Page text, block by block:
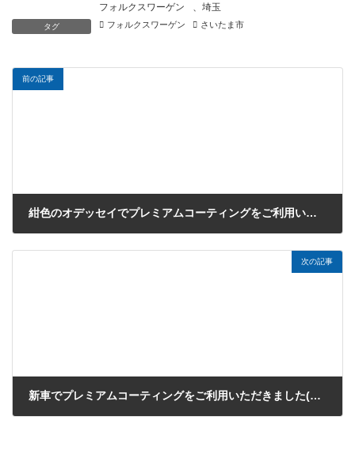
フォルクスワーゲン
、 埼玉
タグ フォルクスワーゲン さいたま市
前の記事
紺色のオデッセイでプレミアムコーティングをご利用いただきました（川越市のN様）
次の記事
新車でプレミアムコーティングをご利用いただきました(川越市のH様・サイ)